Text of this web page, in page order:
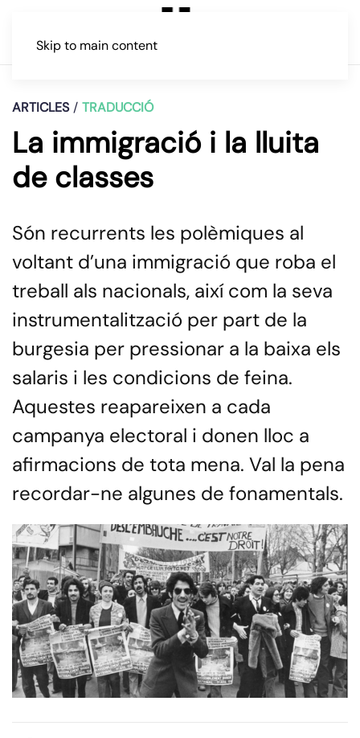
Skip to main content
ARTICLES TRADUCCIÓ
La immigració i la lluita
de classes
Són recurrents les polèmiques al
voltant d’una immigració que roba el
treball als nacionals, així com la seva
instrumentalització per part de la
burgesia per pressionar a la baixa els
salaris i les condicions de feina.
Aquestes reapareixen a cada
campanya electoral i donen lloc a
afirmacions de tota mena. Val la pena
recordar-ne algunes de fonamentals.